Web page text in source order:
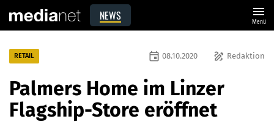
NEWS menu
Menü
RETAIL draw Redaktion
event 08.10.2020
Palmers Home im Linzer
Flagship-Store eröffnet